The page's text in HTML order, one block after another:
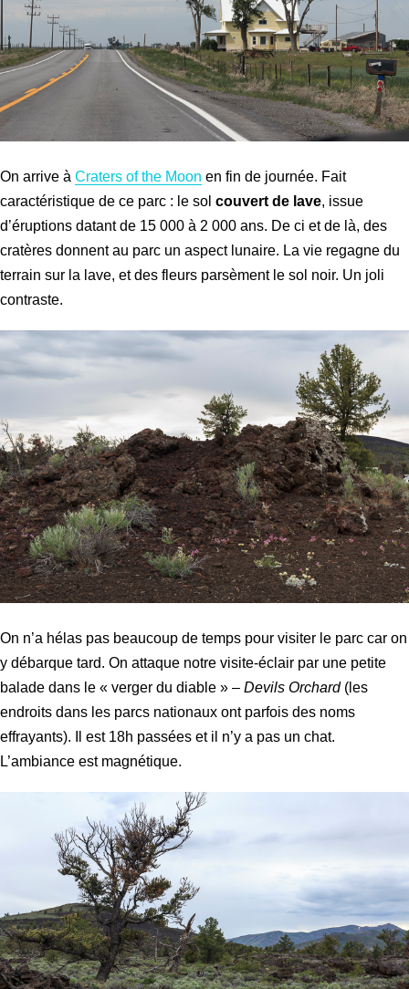
On arrive à Craters of the Moon en fin de journée. Fait
caractéristique de ce parc : le sol couvert de lave, issue
d’éruptions datant de 15 000 à 2 000 ans. De ci et de là, des
cratères donnent au parc un aspect lunaire. La vie regagne du
terrain sur la lave, et des fleurs parsèment le sol noir. Un joli
contraste.
On n’a hélas pas beaucoup de temps pour visiter le parc car on
y débarque tard. On attaque notre visite-éclair par une petite
balade dans le « verger du diable » – Devils Orchard(les
endroits dans les parcs nationaux ont parfois des noms
effrayants). Il est 18h passées et il n’y a pas un chat.
L’ambiance est magnétique.